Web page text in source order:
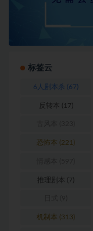
标签云
6人剧本杀 (67)
反转本 (17)
恐怖本 (221)
推理剧本 (7)
机制本 (313)